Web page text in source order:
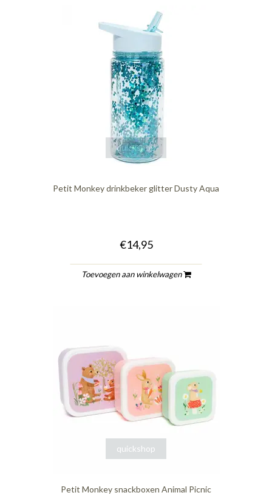
quickshop
Petit Monkey drinkbeker glitter Dusty Aqua
€14,95
Toevoegen aan winkelwagen
quickshop
Petit Monkey snackboxen Animal Picnic